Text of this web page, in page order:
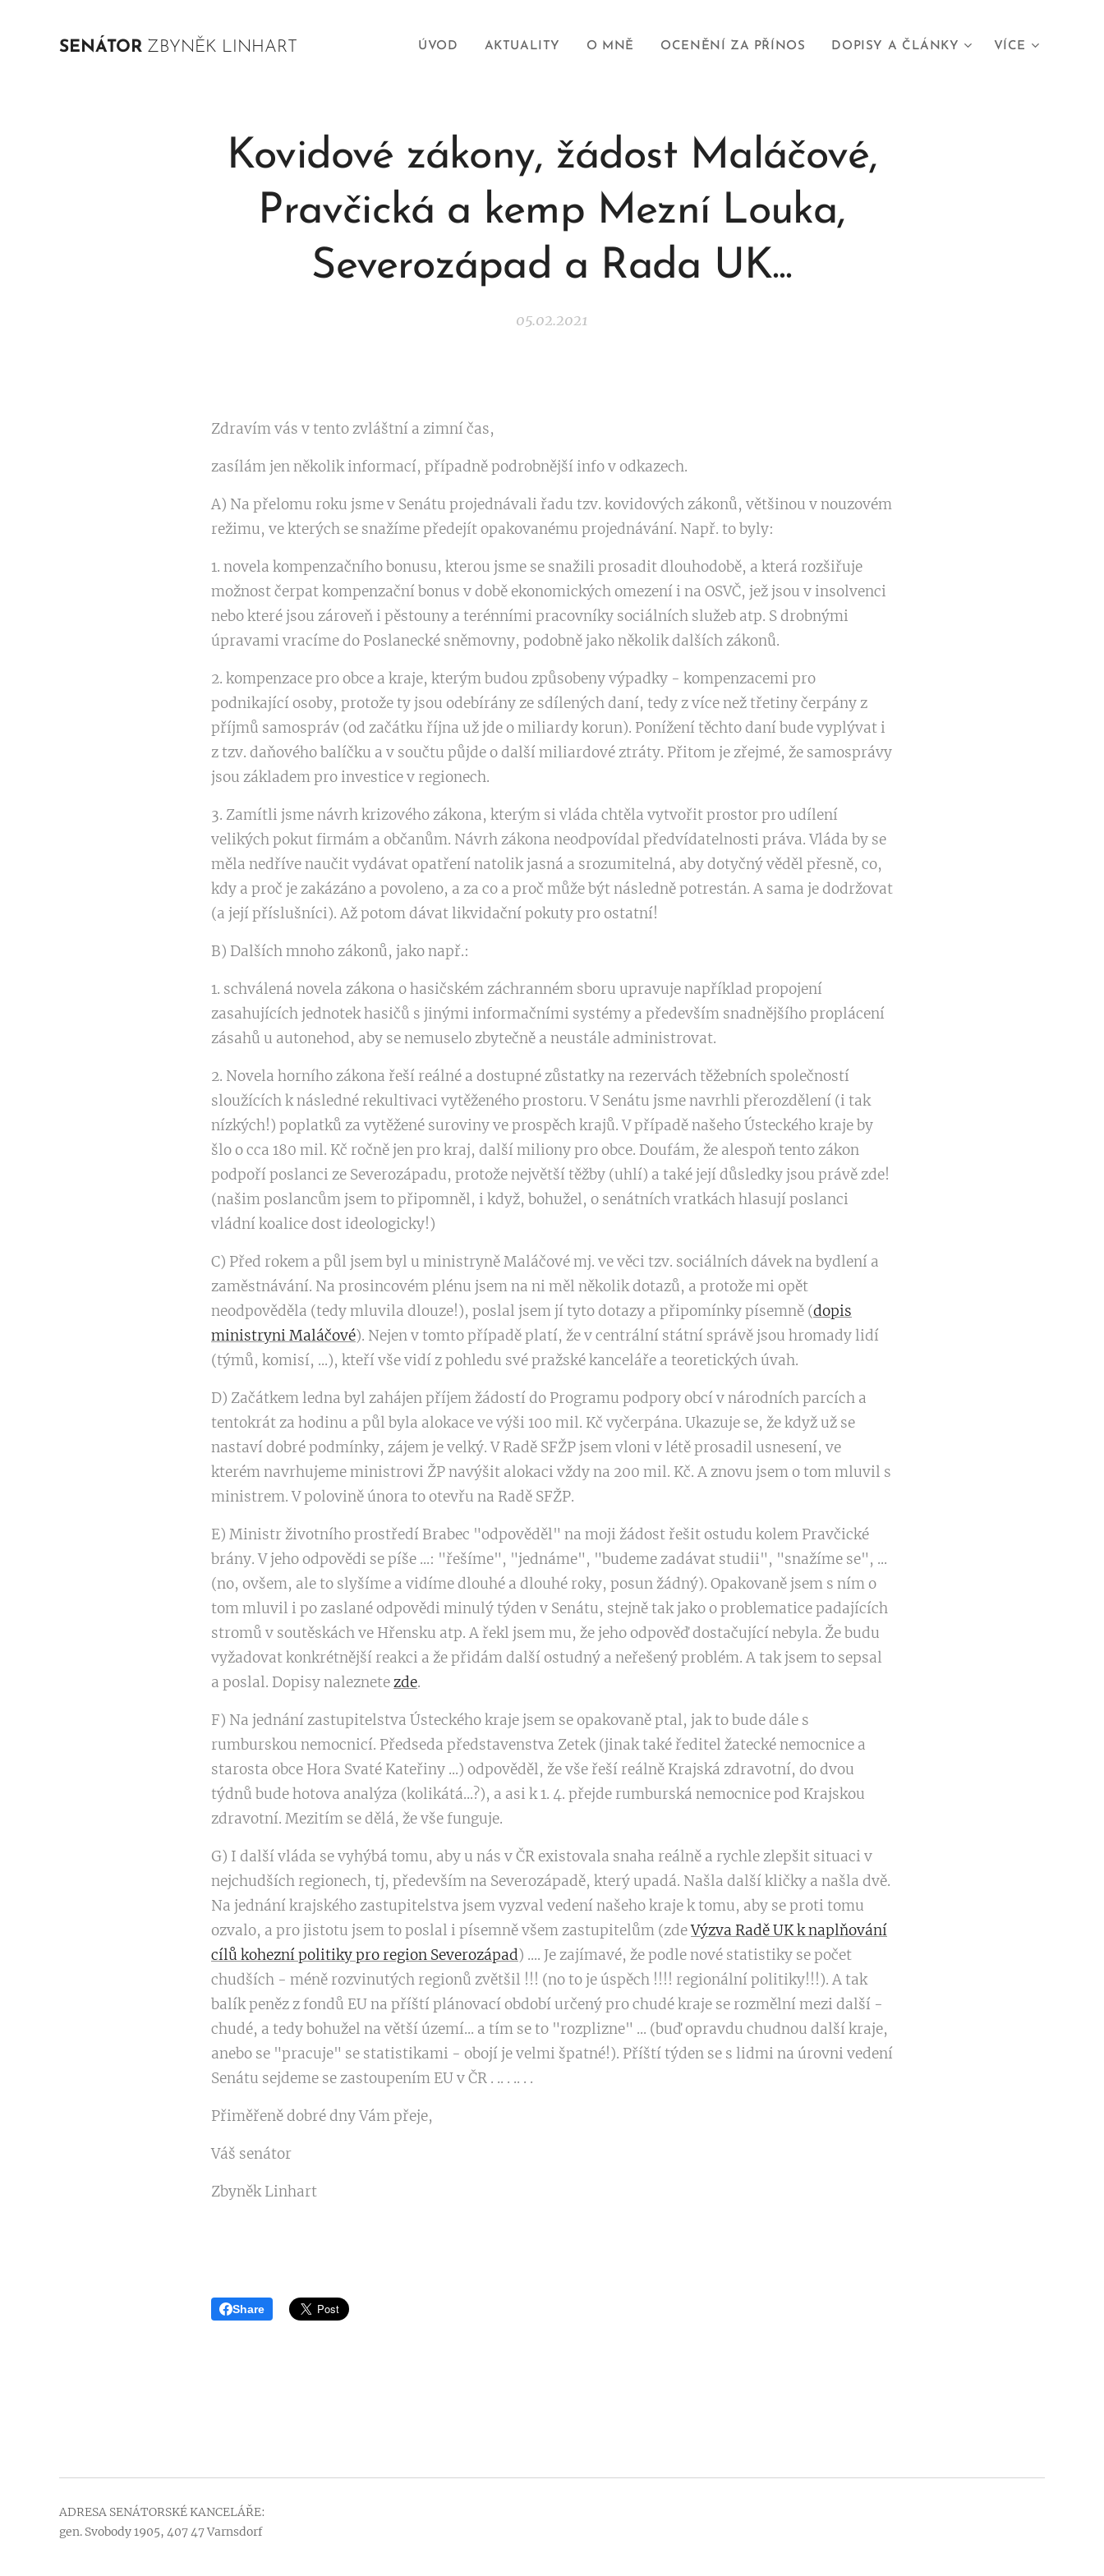
SENÁTOR ZBYNĚK LINHART ÚVOD AKTUALITY O MNĚ OCENĚNÍ ZA PŘÍNOS DOPISY A ČLÁNKY VÍCE
Kovidové zákony, žádost Maláčové,
Pravčická a kemp Mezní Louka,
Severozápad a Rada UK...
05.02.2021
Zdravím vás v tento zvláštní a zimní čas,
zasílám jen několik informací, případně podrobnější info v odkazech.
A) Na přelomu roku jsme v Senátu projednávali řadu tzv. kovidových zákonů, většinou v nouzovém
režimu, ve kterých se snažíme předejít opakovanému projednávání. Např. to byly:
1. novela kompenzačního bonusu, kterou jsme se snažili prosadit dlouhodobě, a která rozšiřuje
možnost čerpat kompenzační bonus v době ekonomických omezení i na OSVČ, jež jsou v insolvenci
nebo které jsou zároveň i pěstouny a terénními pracovníky sociálních služeb atp. S drobnými
úpravami vracíme do Poslanecké sněmovny, podobně jako několik dalších zákonů.
2. kompenzace pro obce a kraje, kterým budou způsobeny výpadky - kompenzacemi pro
podnikající osoby, protože ty jsou odebírány ze sdílených daní, tedy z více než třetiny čerpány z
příjmů samospráv (od začátku října už jde o miliardy korun). Ponížení těchto daní bude vyplývat i
z tzv. daňového balíčku a v součtu půjde o další miliardové ztráty. Přitom je zřejmé, že samosprávy
jsou základem pro investice v regionech.
3. Zamítli jsme návrh krizového zákona, kterým si vláda chtěla vytvořit prostor pro udílení
velikých pokut firmám a občanům. Návrh zákona neodpovídal předvídatelnosti práva. Vláda by se
měla nedříve naučit vydávat opatření natolik jasná a srozumitelná, aby dotyčný věděl přesně, co,
kdy a proč je zakázáno a povoleno, a za co a proč může být následně potrestán. A sama je dodržovat
(a její příslušníci). Až potom dávat likvidační pokuty pro ostatní!
B) Dalších mnoho zákonů, jako např.:
1. schválená novela zákona o hasičském záchranném sboru upravuje například propojení
zasahujících jednotek hasičů s jinými informačními systémy a především snadnějšího proplácení
zásahů u autonehod, aby se nemuselo zbytečně a neustále administrovat.
2. Novela horního zákona řeší reálné a dostupné zůstatky na rezervách těžebních společností
sloužících k následné rekultivaci vytěženého prostoru. V Senátu jsme navrhli přerozdělení (i tak
nízkých!) poplatků za vytěžené suroviny ve prospěch krajů. V případě našeho Ústeckého kraje by
šlo o cca 180 mil. Kč ročně jen pro kraj, další miliony pro obce. Doufám, že alespoň tento zákon
podpoří poslanci ze Severozápadu, protože největší těžby (uhlí) a také její důsledky jsou právě zde!
(našim poslancům jsem to připomněl, i když, bohužel, o senátních vratkách hlasují poslanci
vládní koalice dost ideologicky!)
C) Před rokem a půl jsem byl u ministryně Maláčové mj. ve věci tzv. sociálních dávek na bydlení a
zaměstnávání. Na prosincovém plénu jsem na ni měl několik dotazů, a protože mi opět
neodpověděla (tedy mluvila dlouze!), poslal jsem jí tyto dotazy a připomínky písemně (dopis
ministryni Maláčové). Nejen v tomto případě platí, že v centrální státní správě jsou hromady lidí
(týmů, komisí, ...), kteří vše vidí z pohledu své pražské kanceláře a teoretických úvah.
D) Začátkem ledna byl zahájen příjem žádostí do Programu podpory obcí v národních parcích a
tentokrát za hodinu a půl byla alokace ve výši 100 mil. Kč vyčerpána. Ukazuje se, že když už se
nastaví dobré podmínky, zájem je velký. V Radě SFŽP jsem vloni v létě prosadil usnesení, ve
kterém navrhujeme ministrovi ŽP navýšit alokaci vždy na 200 mil. Kč. A znovu jsem o tom mluvil s
ministrem. V polovině února to otevřu na Radě SFŽP.
E) Ministr životního prostředí Brabec "odpověděl" na moji žádost řešit ostudu kolem Pravčické
brány. V jeho odpovědi se píše ...: "řešíme", "jednáme", "budeme zadávat studii", "snažíme se", ...
(no, ovšem, ale to slyšíme a vidíme dlouhé a dlouhé roky, posun žádný). Opakovaně jsem s ním o
tom mluvil i po zaslané odpovědi minulý týden v Senátu, stejně tak jako o problematice padajících
stromů v soutěskách ve Hřensku atp. A řekl jsem mu, že jeho odpověď dostačující nebyla. Že budu
vyžadovat konkrétnější reakci a že přidám další ostudný a neřešený problém. A tak jsem to sepsal
a poslal. Dopisy naleznetezde.
F) Na jednání zastupitelstva Ústeckého kraje jsem se opakovaně ptal, jak to bude dále s
rumburskou nemocnicí. Předseda představenstva Zetek (jinak také ředitel žatecké nemocnice a
starosta obce Hora Svaté Kateřiny ...) odpověděl, že vše řeší reálně Krajská zdravotní, do dvou
týdnů bude hotova analýza (kolikátá...?), a asi k 1. 4. přejde rumburská nemocnice pod Krajskou
zdravotní. Mezitím se dělá, že vše funguje.
G) I další vláda se vyhýbá tomu, aby u nás v ČR existovala snaha reálně a rychle zlepšit situaci v
nejchudších regionech, tj, především na Severozápadě, který upadá. Našla další kličky a našla dvě.
Na jednání krajského zastupitelstva jsem vyzval vedení našeho kraje k tomu, aby se proti tomu
ozvalo, a pro jistotu jsem to poslal i písemně všem zastupitelům (zdeVýzva Radě UK k naplňování
cílů kohezní politiky pro region Severozápad) .... Je zajímavé, že podle nové statistiky se počet
chudších - méně rozvinutých regionů zvětšil !!! (no to je úspěch !!!! regionální politiky!!!). A tak
balík peněz z fondů EU na příští plánovací období určený pro chudé kraje se rozmělní mezi další -
chudé, a tedy bohužel na větší území... a tím se to "rozplizne" ... (buď opravdu chudnou další kraje,
anebo se "pracuje" se statistikami - obojí je velmi špatné!). Příští týden se s lidmi na úrovni vedení
Senátu sejdeme se zastoupením EU v ČR . .. . .. . .
Přiměřeně dobré dny Vám přeje,
Váš senátor
Zbyněk Linhart
Share
ADRESA SENÁTORSKÉ KANCELÁŘE:
gen. Svobody 1905, 407 47 Varnsdorf